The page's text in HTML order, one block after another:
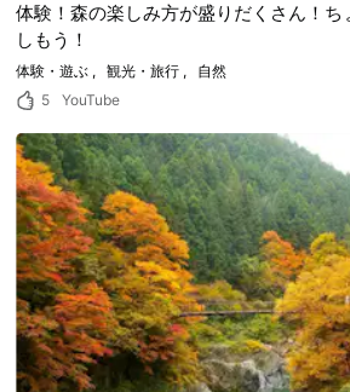
体験！森の楽しみ方が盛りだくさん！ち
しもう！
体験・遊ぶ 観光・旅行
自然
5
YouTube